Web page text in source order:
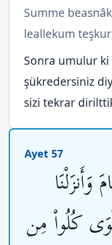
Summe
leallekum
Sonra umulur ki
şükredersiniz
sizi tekrar
Ayet 57
كُلُواْ مِن